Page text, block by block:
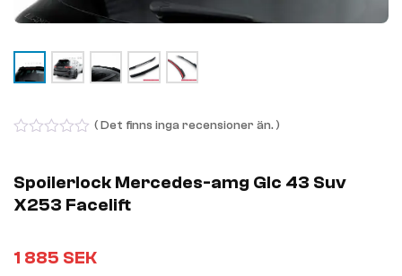
of
5
( Det finns inga recensioner än. )
Spoilerlock Mercedes-amg Glc 43 Suv
X253 Facelift
1 885 SEK